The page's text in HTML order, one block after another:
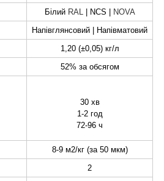
Білий RAL| NCS |
NOVA
Напівглянсовий | Напівматовий
1,20 (±0,05) кг/л
52% за обсягом
30 хв
1-2 год
72-96 ч
8-9 м2/кг (за 50 мкм)
2